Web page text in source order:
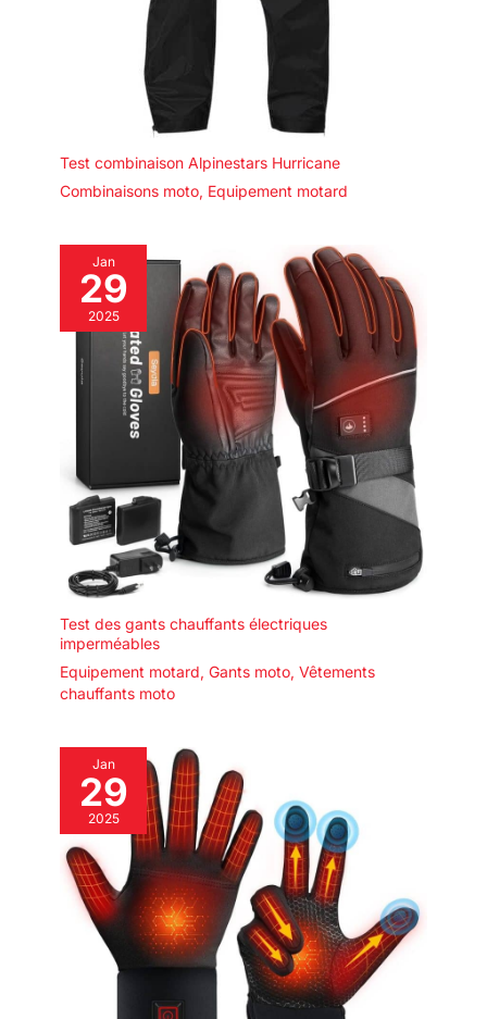
Test combinaison Alpinestars Hurricane
Combinaisons moto, Equipement motard
Jan
29
2025
Test des gants chauffants électriques
imperméables
Equipement motard, Gants moto, Vêtements
chauffants moto
Jan
29
2025